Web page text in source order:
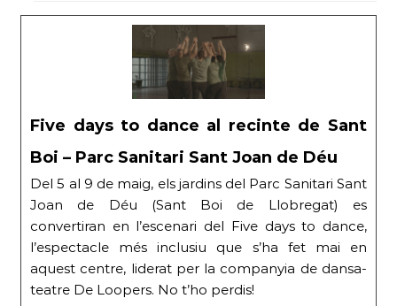
Five days to dance al recinte de Sant
Boi – Parc Sanitari Sant Joan de Déu
Del 5 al 9 de maig, els jardins del Parc Sanitari Sant
Joan de Déu (Sant Boi de Llobregat) es
convertiran en l’escenari del Five days to dance,
l’espectacle més inclusiu que s’ha fet mai en
aquest centre, liderat per la companyia de dansa-
teatre De Loopers. No t’ho perdis!